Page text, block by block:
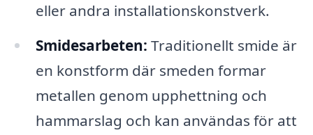
eller andra installationskonstverk.
Smidesarbeten: Traditionellt smide är
en konstform där smeden formar
metallen genom upphettning och
hammarslag och kan användas för att